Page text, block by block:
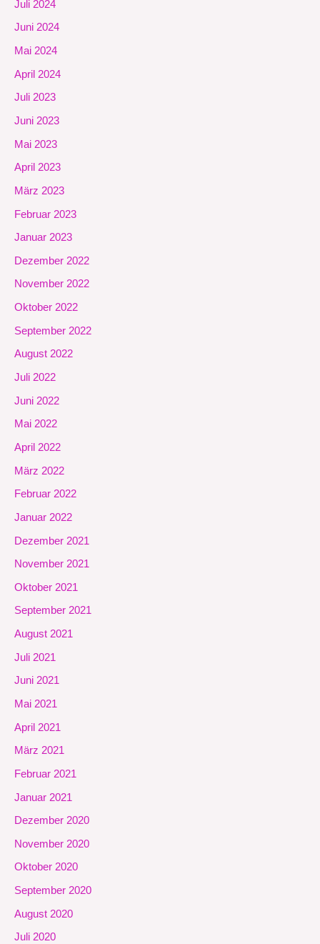
Juli 2024
Juni 2024
Mai 2024
April 2024
Juli 2023
Juni 2023
Mai 2023
April 2023
März 2023
Februar 2023
Januar 2023
Dezember 2022
November 2022
Oktober 2022
September 2022
August 2022
Juli 2022
Juni 2022
Mai 2022
April 2022
März 2022
Februar 2022
Januar 2022
Dezember 2021
November 2021
Oktober 2021
September 2021
August 2021
Juli 2021
Juni 2021
Mai 2021
April 2021
März 2021
Februar 2021
Januar 2021
Dezember 2020
November 2020
Oktober 2020
September 2020
August 2020
Juli 2020